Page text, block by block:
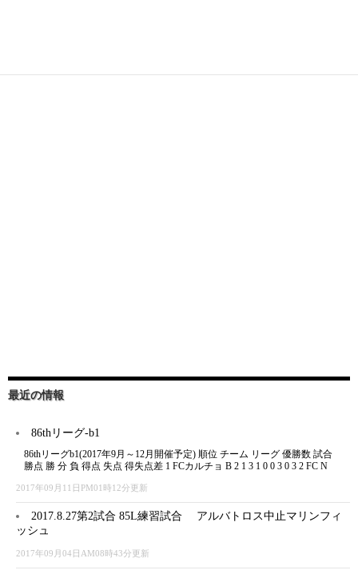
最近の情報
86thリーグ-b1
86thリーグb1(2017年9月～12月開催予定) 順位 チーム リーグ 優勝数 試合
勝点 勝 分 負 得点 失点 得失点差 1 FCカルチョ B 2 1 3 1 0 0 3 0 3 2 FC N
2017年09月11日PM01時12分更新
2017.8.27第2試合 85L練習試合 アルバトロス中止マリンフィ
ッシュ
2017年09月04日AM08時43分更新